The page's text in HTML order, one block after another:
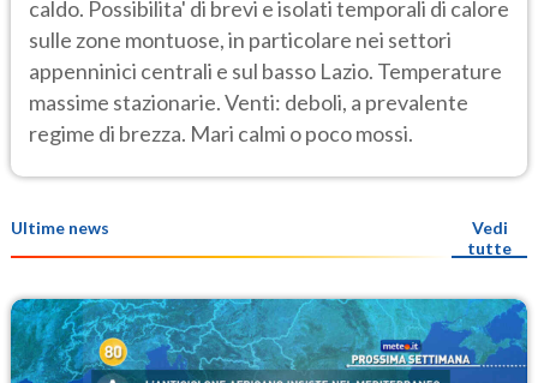
caldo. Possibilita' di brevi e isolati temporali di calore
sulle zone montuose, in particolare nei settori
appenninici centrali e sul basso Lazio. Temperature
massime stazionarie. Venti: deboli, a prevalente
regime di brezza. Mari calmi o poco mossi.
Ultime news
Vedi
tutte